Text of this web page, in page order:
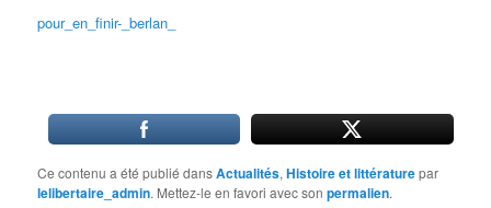
pour_en_finir-_berlan_
Ce contenu a été publié dansActualités,Histoire et littératurepar
lelibertaire_admin. Mettez-le en favori avec sonpermalien.